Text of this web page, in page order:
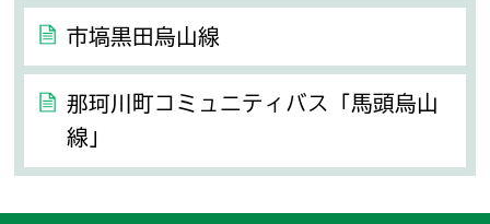
市塙黒田烏山線
那珂川町コミュニティバス「馬頭烏山
線」